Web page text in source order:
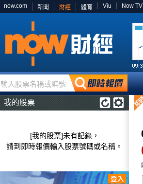
now.com 新聞 財經 體育 Viu Now TV
輸入股票名稱或編號
我的股票
[我的股票]未有記錄，
請到即時報價輸入股票號碼或名稱。